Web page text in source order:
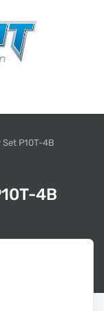
Set P10T-4B
4B